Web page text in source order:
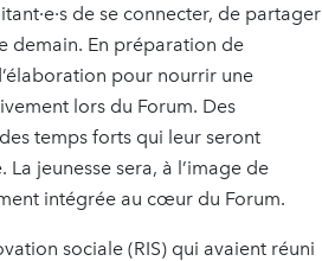
de se connecter, de partager
demain. En préparation de
pour nourrir une
lors du Forum. Des
temps forts qui leur seront
jeunesse sera, à l’image de
intégrée au cœur du Forum.
sociale (RIS) qui avaient réuni